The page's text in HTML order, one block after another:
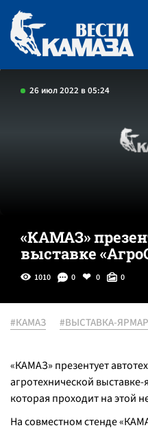
26 июл 2022 в 05:24
«КАМАЗ»
выставке
1010 0 0 0
#КАМАЗ #ВЫСТАВКА-
«КАМАЗ» презентует
агротехнической
которая проходит на этой
На совместном стенде